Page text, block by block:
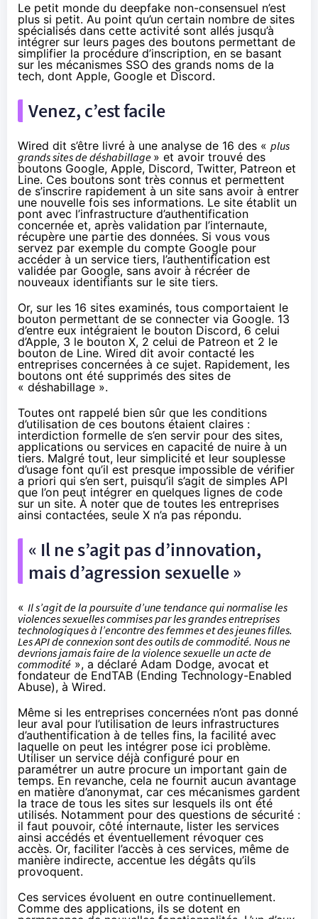
Le petit monde du deepfake non-consensuel n’est
plus si petit. Au point qu’un certain nombre de sites
spécialisés dans cette activité sont allés jusqu’à
intégrer sur leurs pages des boutons permettant de
simplifier la procédure d’inscription, en se basant
sur les mécanismes SSO des grands noms de la
tech, dont Apple, Google et Discord.
Venez, c’est facile
Wired dit s’être livré à une analyse de 16 des « plus
grands sites de déshabillage » et avoir trouvé des
boutons Google, Apple, Discord, Twitter, Patreon et
Line. Ces boutons sont très connus et permettent
de s’inscrire rapidement à un site sans avoir à entrer
une nouvelle fois ses informations. Le site établit un
pont avec l’infrastructure d’authentification
concernée et, après validation par l’internaute,
récupère une partie des données. Si vous vous
servez par exemple du compte Google pour
accéder à un service tiers, l’authentification est
validée par Google, sans avoir à récréer de
nouveaux identifiants sur le site tiers.
Or, sur les 16 sites examinés, tous comportaient le
bouton permettant de se connecter via Google. 13
d’entre eux intégraient le bouton Discord, 6 celui
d’Apple, 3 le bouton X, 2 celui de Patreon et 2 le
bouton de Line. Wired dit avoir contacté les
entreprises concernées à ce sujet. Rapidement, les
boutons ont été supprimés des sites de
« déshabillage ».
Toutes ont rappelé bien sûr que les conditions
d’utilisation de ces boutons étaient claires :
interdiction formelle de s’en servir pour des sites,
applications ou services en capacité de nuire à un
tiers. Malgré tout, leur simplicité et leur souplesse
d’usage font qu’il est presque impossible de vérifier
a priori qui s’en sert, puisqu’il s’agit de simples API
que l’on peut intégrer en quelques lignes de code
sur un site. À noter que de toutes les entreprises
ainsi contactées, seule X n’a pas répondu.
« Il ne s’agit pas d’innovation,
mais d’agression sexuelle »
« Il s’agit de la poursuite d’une tendance qui normalise les
violences sexuelles commises par les grandes entreprises
technologiques à l’encontre des femmes et des jeunes filles.
Les API de connexion sont des outils de commodité. Nous ne
devrions jamais faire de la violence sexuelle un acte de
commodité », a déclaré Adam Dodge, avocat et
fondateur de EndTAB (Ending Technology-Enabled
Abuse), à Wired.
Même si les entreprises concernées n’ont pas donné
leur aval pour l’utilisation de leurs infrastructures
d’authentification à de telles fins, la facilité avec
laquelle on peut les intégrer pose ici problème.
Utiliser un service déjà configuré pour en
paramétrer un autre procure un important gain de
temps. En revanche, cela ne fournit aucun avantage
en matière d’anonymat, car ces mécanismes gardent
la trace de tous les sites sur lesquels ils ont été
utilisés. Notamment pour des questions de sécurité :
il faut pouvoir, côté internaute, lister les services
ainsi accédés et éventuellement révoquer ces
accès. Or, faciliter l’accès à ces services, même de
manière indirecte, accentue les dégâts qu’ils
provoquent.
Ces services évoluent en outre continuellement.
Comme des applications, ils se dotent en